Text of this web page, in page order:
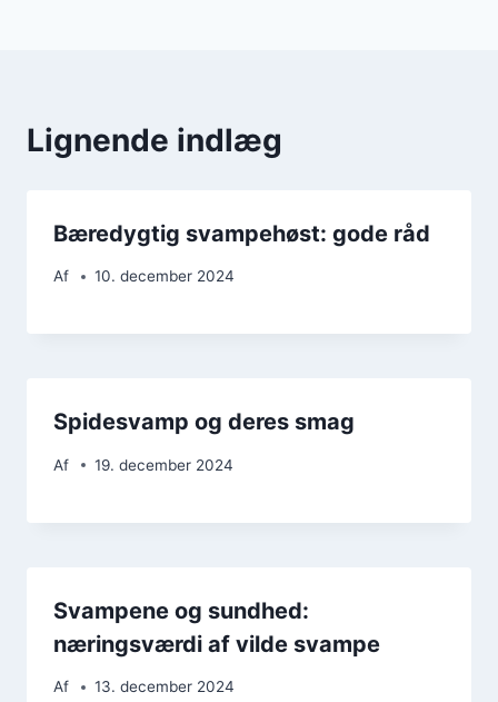
Lignende indlæg
Bæredygtig svampehøst: gode råd
Af 10. december 2024
Spidesvamp og deres smag
Af 19. december 2024
Svampene og sundhed:
næringsværdi af vilde svampe
Af 13. december 2024